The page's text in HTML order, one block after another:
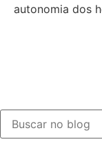
autonomia dos